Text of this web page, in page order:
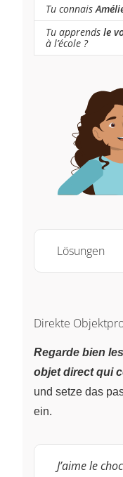
Tu connais
Tu apprends le
à l’école ?
Lösungen
Direkte
Regarde bien
objet direct qui
und setze das
ein.
J’aime le